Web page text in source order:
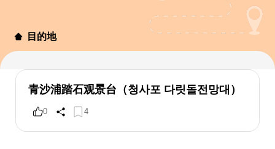
目的地
青沙浦踏石观景台（청사포 다릿돌전망대）
0 4